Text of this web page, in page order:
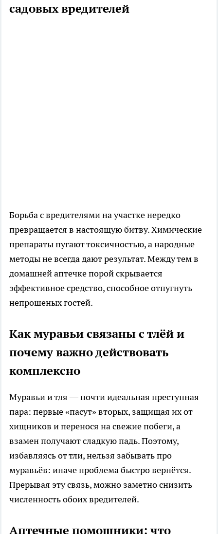
садовых вредителей
Борьба с вредителями на участке нередко
превращается в настоящую битву. Химические
препараты пугают токсичностью, а народные
методы не всегда дают результат. Между тем в
домашней аптечке порой скрывается
эффективное средство, способное отпугнуть
непрошеных гостей.
Как муравьи связаны с тлёй и
почему важно действовать
комплексно
Муравьи и тля — почти идеальная преступная
пара: первые «пасут» вторых, защищая их от
хищников и перенося на свежие побеги, а
взамен получают сладкую падь. Поэтому,
избавляясь от тли, нельзя забывать про
муравьёв: иначе проблема быстро вернётся.
Прерывая эту связь, можно заметно снизить
численность обоих вредителей.
Аптечные помощники: что